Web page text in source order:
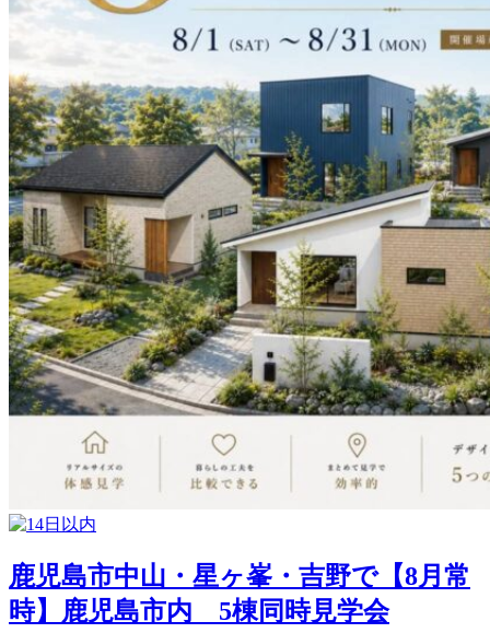
鹿児島市中山・星ヶ峯・吉野で【8月常
時】鹿児島市内 5棟同時見学会